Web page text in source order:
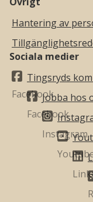
Hantering av
Sociala medier
Tingsryds
Jobba hos